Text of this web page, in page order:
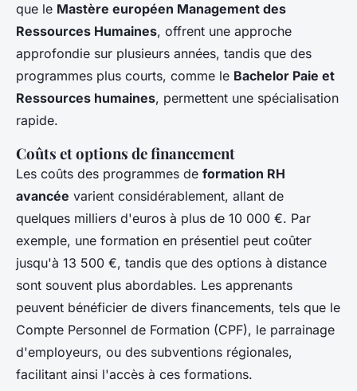
que le Mastère européen Management des
Ressources Humaines, offrent une approche
approfondie sur plusieurs années, tandis que des
programmes plus courts, comme le Bachelor Paie et
Ressources humaines, permettent une spécialisation
rapide.
Coûts et options de financement
Les coûts des programmes de formation RH
avancée varient considérablement, allant de
quelques milliers d'euros à plus de 10 000 €. Par
exemple, une formation en présentiel peut coûter
jusqu'à 13 500 €, tandis que des options à distance
sont souvent plus abordables. Les apprenants
peuvent bénéficier de divers financements, tels que le
Compte Personnel de Formation (CPF), le parrainage
d'employeurs, ou des subventions régionales,
facilitant ainsi l'accès à ces formations.